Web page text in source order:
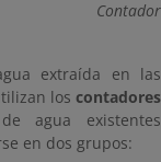
Contador
extraída en las
los contadores
agua existentes
en dos grupos: